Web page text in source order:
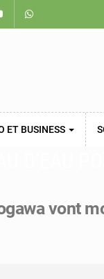
ET BUSINESS
vont